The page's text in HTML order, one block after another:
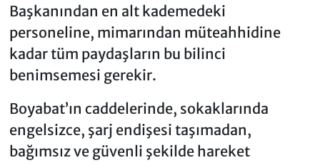
Başkanından en alt kademedeki
personeline, mimarından müteahhidine
kadar tüm paydaşların bu bilinci
benimsemesi gerekir.
Boyabat’ın caddelerinde, sokaklarında
engelsizce, şarj endişesi taşımadan,
bağımsız ve güvenli şekilde hareket